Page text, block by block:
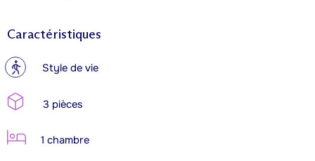
Caractéristiques
? Style de vie
3 pièces
1 chambre